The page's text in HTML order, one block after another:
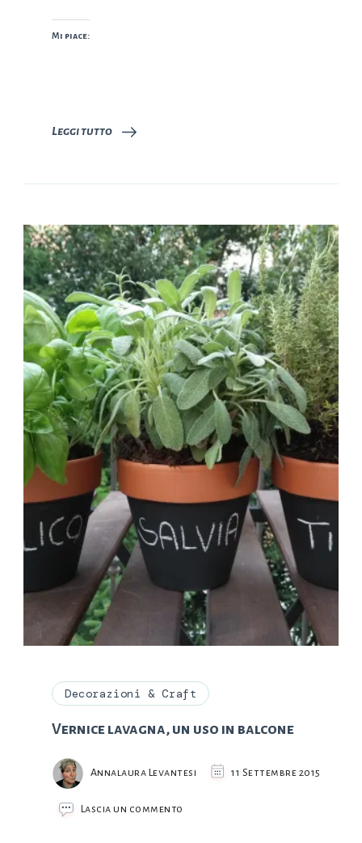
Mi piace:
Leggi tutto
Decorazioni & Craft
Vernice lavagna, un uso in balcone
Annalaura Levantesi 11 Settembre 2015
Lascia un commento